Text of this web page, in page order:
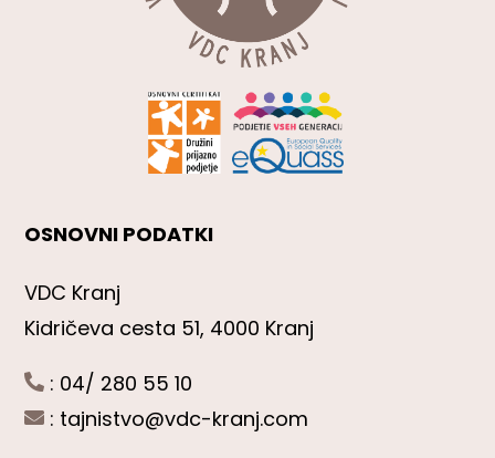
OSNOVNI PODATKI
VDC Kranj
Kidričeva cesta 51, 4000 Kranj
: 04/ 280 55 10
: tajnistvo@vdc-kranj.com